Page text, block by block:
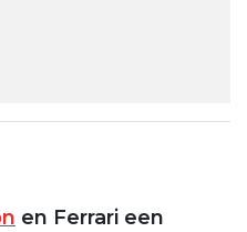
Mail
via link
en Ferrari een